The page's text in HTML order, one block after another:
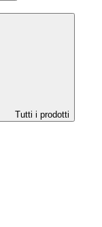
Tutti i prodotti